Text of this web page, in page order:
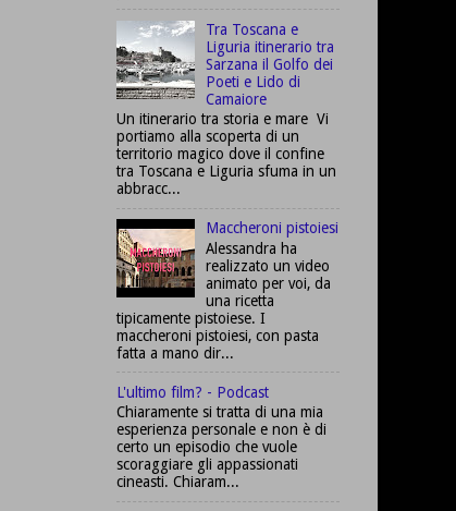
Tra Toscana e
Liguria itinerario tra
Sarzana il Golfo dei
Poeti e Lido di
Camaiore
Un itinerario tra storia e mare Vi
portiamo alla scoperta di un
territorio magico dove il confine
tra Toscana e Liguria sfuma in un
abbracc...
Maccheroni pistoiesi
Alessandra ha
realizzato un video
animato per voi, da
una ricetta
tipicamente pistoiese. I
maccheroni pistoiesi, con pasta
fatta a mano dir...
L'ultimo film? - Podcast
Chiaramente si tratta di una mia
esperienza personale e non è di
certo un episodio che vuole
scoraggiare gli appassionati
cineasti. Chiaram...